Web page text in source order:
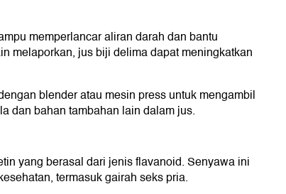
memperlancar aliran darah dan bantu
melaporkan, jus biji delima dapat meningkatkan
blender atau mesin press untuk mengambil
dan bahan tambahan lain dalam jus.
yang berasal dari jenis flavanoid. Senyawa ini
termasuk gairah seks pria.